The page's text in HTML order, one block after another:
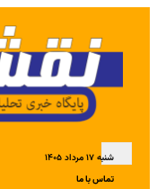
شنبه ۱۷ مرداد ۱۴۰۵
تماس با ما